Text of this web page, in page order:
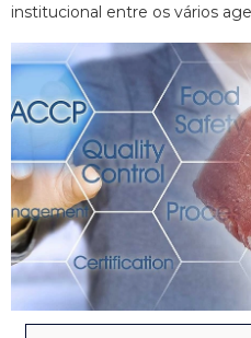
institucional entre os vários